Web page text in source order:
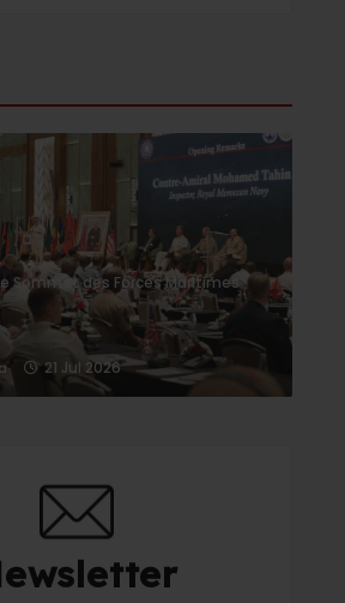
Sommet des Forces Maritimes
21 Jul 2026